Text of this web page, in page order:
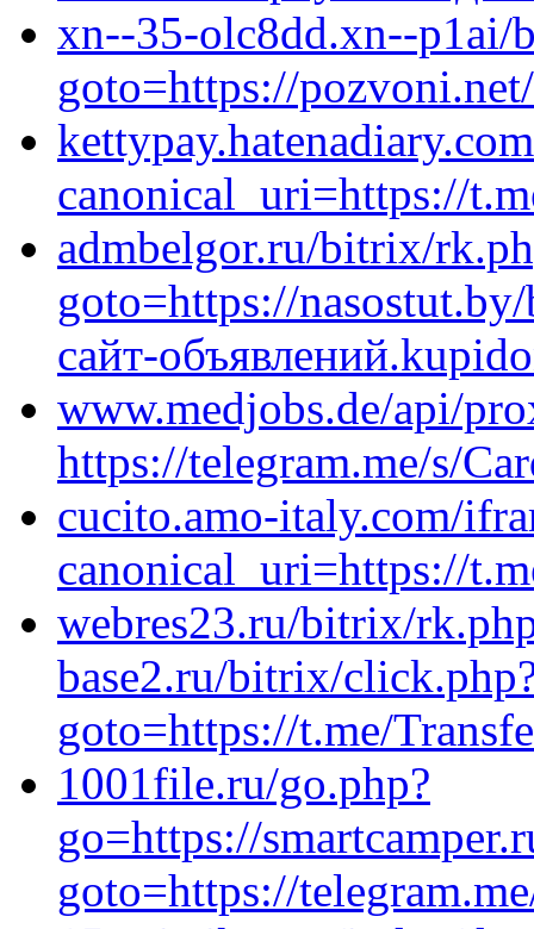
xn--35-olc8dd.xn--p1ai/
goto=https://
canonical_uri=https://
admbelgor.ru/bitrix/
goto=https://
сайт-
www.medjobs.de/api/
https://telegram.me/s/
cucito.amo-italy.com/
canonical_uri=https://
webres23.ru/bitrix/
base2.ru/bitrix/
goto=https://t.me/
1001file.ru/go.php?
go=https://
goto=https://